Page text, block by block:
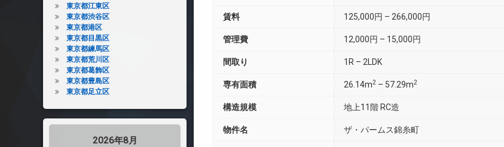
賃料 125,000円 – 266,000円
管理費 12,000円 – 15,000円
間取り 1R – 2LDK
専有面積 26.14m2 – 57.29m2
構造規模 地上11階 RC造
物件名 ザ・パームス錦糸町
東京都江東区
東京都渋谷区
東京都港区
東京都目黒区
東京都練馬区
東京都荒川区
東京都葛飾区
東京都豊島区
東京都足立区
2026年8月